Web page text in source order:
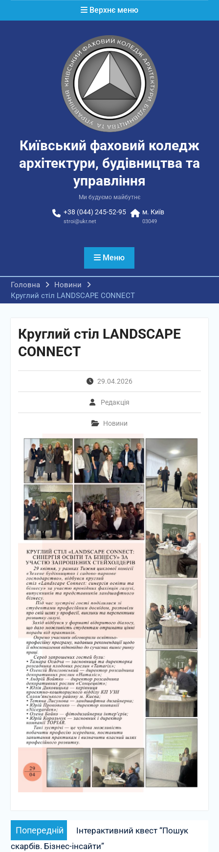
Верхнє меню
Київський фаховий коледж
архітектури, будівництва та
управління
Ми будуємо майбутнє
+38 (044) 245-52-95
stroi@ukr.net
м. Київ
03049
Меню
Головна
Новини
Круглий стіл LANDSCAPE CONNECT
Круглий стіл LANDSCAPE
CONNECT
29.04.2026
Редакція
Новини
записів
Попередній
запис:
Інтерактивний квест “Пошук
скарбів. Бізнес-інсайти”